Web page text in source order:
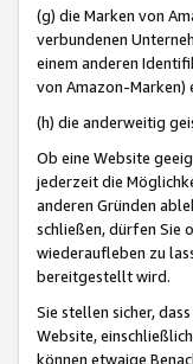
(g) die Marken von
verbundenen
einem anderen
von Amazon-Marken)
(h) die anderweitig
Ob eine Website
jederzeit die
anderen Gründen
schließen, dürfen Sie
wiederaufleben zu
bereitgestellt wird.
Sie stellen sicher,
Website,
können etwaige